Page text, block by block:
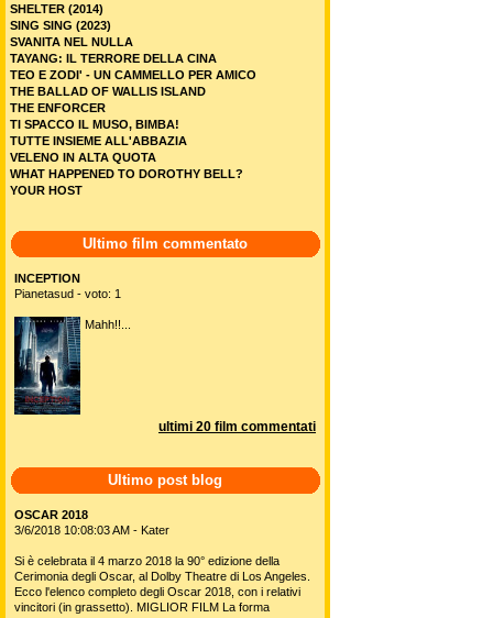
SHELTER (2014)
SING SING (2023)
SVANITA NEL NULLA
TAYANG: IL TERRORE DELLA CINA
TEO E ZODI' - UN CAMMELLO PER AMICO
THE BALLAD OF WALLIS ISLAND
THE ENFORCER
TI SPACCO IL MUSO, BIMBA!
TUTTE INSIEME ALL'ABBAZIA
VELENO IN ALTA QUOTA
WHAT HAPPENED TO DOROTHY BELL?
YOUR HOST
Ultimo film commentato
INCEPTION
Pianetasud - voto: 1
Mahh!!...
ultimi 20 film commentati
Ultimo post blog
OSCAR 2018
3/6/2018 10:08:03 AM - Kater
Si è celebrata il 4 marzo 2018 la 90° edizione della
Cerimonia degli Oscar, al Dolby Theatre di Los Angeles.
Ecco l'elenco completo degli Oscar 2018, con i relativi
vincitori (in grassetto). MIGLIOR FILM La forma